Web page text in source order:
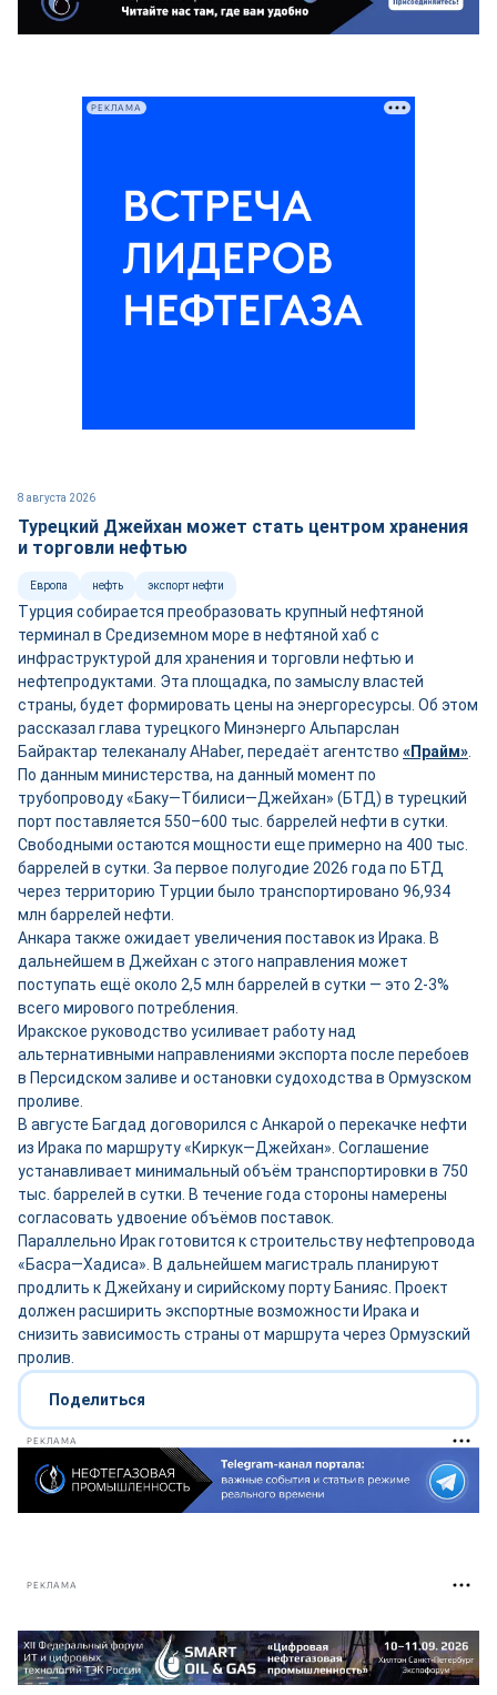
8 августа 2026
Турецкий Джейхан может стать центром хранения
и торговли нефтью
Европа нефть экспорт нефти
Турция собирается преобразовать крупный нефтяной
терминал в Средиземном море в нефтяной хаб с
инфраструктурой для хранения и торговли нефтью и
нефтепродуктами. Эта площадка, по замыслу властей
страны, будет формировать цены на энергоресурсы. Об этом
рассказал глава турецкого Минэнерго Альпарслан
Байрактар телеканалу AHaber, передаёт агентство «Прайм»
По данным министерства, на данный момент по
трубопроводу «Баку—Тбилиси—Джейхан» (БТД) в турецкий
порт поставляется 550–600 тыс. баррелей нефти в сутки.
Свободными остаются мощности ещепримерно на 400 тыс.
баррелей в сутки. За первое полугодие 2026 года по БТД
через территорию Турции было транспортировано 96,934
млн баррелей нефти.
Анкара также ожидает увеличения поставок из Ирака. В
дальнейшем в Джейхан с этого направления может
поступать ещё около 2,5 млн баррелей в сутки — это 2-3%
всего мирового потребления.
Иракское руководство усиливает работу над
альтернативными направлениями экспорта после перебоев
в Персидском заливе и остановки судоходства в Ормузском
проливе.
В августе Багдад договорился с Анкарой о перекачке нефти
из Ирака по маршруту «Киркук—Джейхан». Соглашение
устанавливает минимальный объём транспортировки в 750
тыс. баррелей в сутки. В течение года стороны намерены
согласовать удвоение объёмов поставок.
Параллельно Ирак готовится к строительству нефтепровода
«Басра—Хадиса». В дальнейшем магистраль планируют
продлить к Джейхану и сирийскому порту Банияс. Проект
должен расширить экспортные возможности Ирака и
снизить зависимость страны от маршрута через Ормузский
пролив.
Поделиться
РЕКЛАМА
РЕКЛАМА
РЕКЛАМА